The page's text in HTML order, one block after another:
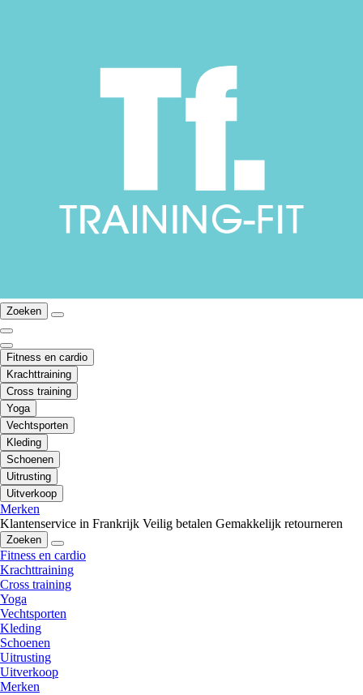
Zoeken
Fitness en cardio
Krachttraining
Cross training
Yoga
Vechtsporten
Kleding
Schoenen
Uitrusting
Uitverkoop
Merken
Klantenservice in Frankrijk Veilig betalen Gemakkelijk retourneren
Zoeken
Fitness en cardio
Krachttraining
Cross training
Yoga
Vechtsporten
Kleding
Schoenen
Uitrusting
Uitverkoop
Merken